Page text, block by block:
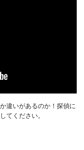
違いがあるのか！探偵に
てください。